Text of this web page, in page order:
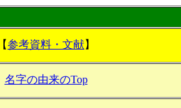
【参考資料・文献】
名字の由来のTop